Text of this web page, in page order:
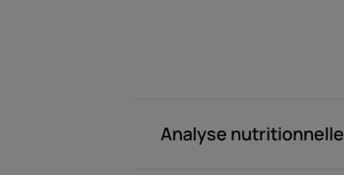
Analyse nutritionnelle